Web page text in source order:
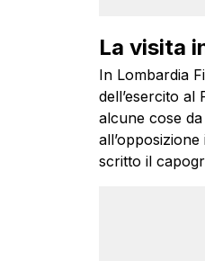
La visita
In Lombardia
dell’esercito
alcune cose
scritto il